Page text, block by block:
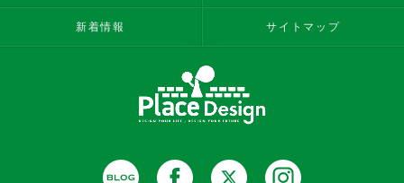
新着情報 サイトマップ